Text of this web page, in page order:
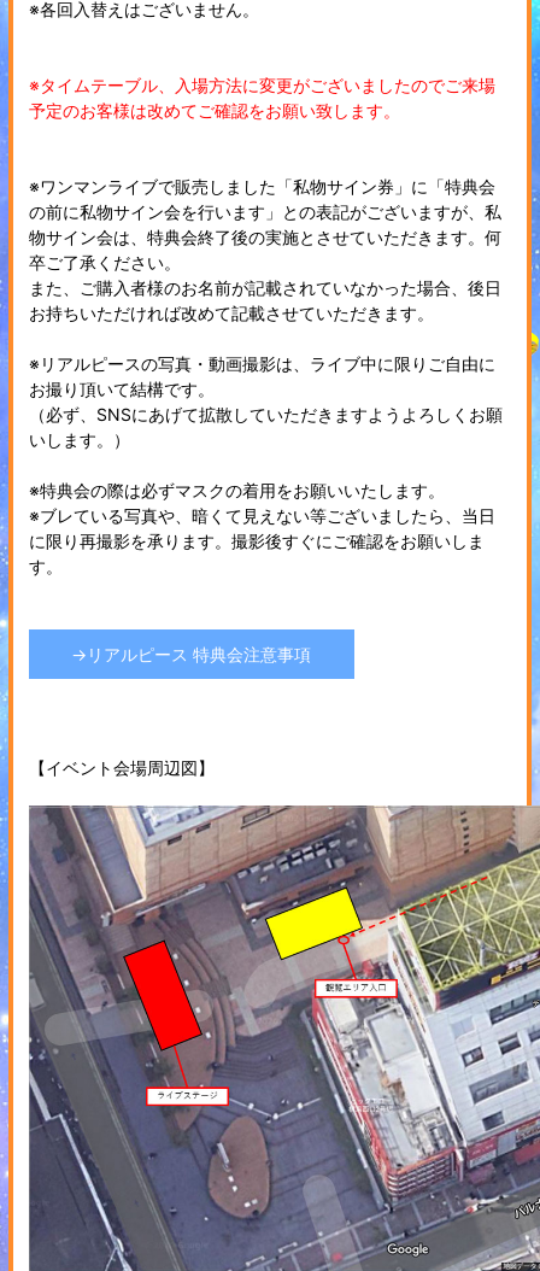
※各回入替えはございません。
※タイムテーブル、入場方法に変更がございましたのでご来場
予定のお客様は改めてご確認をお願い致します。
※ワンマンライブで販売しました「私物サイン券」に「特典会
の前に私物サイン会を行います」との表記がございますが、私
物サイン会は、特典会終了後の実施とさせていただきます。何
卒ご了承ください。
また、ご購入者様のお名前が記載されていなかった場合、後日
お持ちいただければ改めて記載させていただきます。
※リアルピースの写真・動画撮影は、ライブ中に限りご自由に
お撮り頂いて結構です。
（必ず、SNSにあげて拡散していただきますようよろしくお願
いします。）
※特典会の際は必ずマスクの着用をお願いいたします。
※ブレている写真や、暗くて見えない等ございましたら、当日
に限り再撮影を承ります。撮影後すぐにご確認をお願いしま
す。
→リアルピース 特典会注意事項
【イベント会場周辺図】